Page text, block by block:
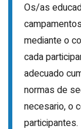
Os/as
mediante o
cada
adecuado
normas de
necesario, o
participantes.